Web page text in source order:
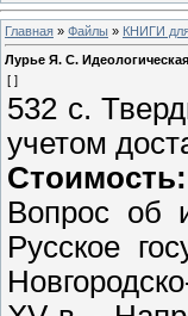
Главная » Файлы » КНИГИ
Лурье Я. С.
[ ]
532 с.
учетом
Стоимость:
Вопрос об
Русское